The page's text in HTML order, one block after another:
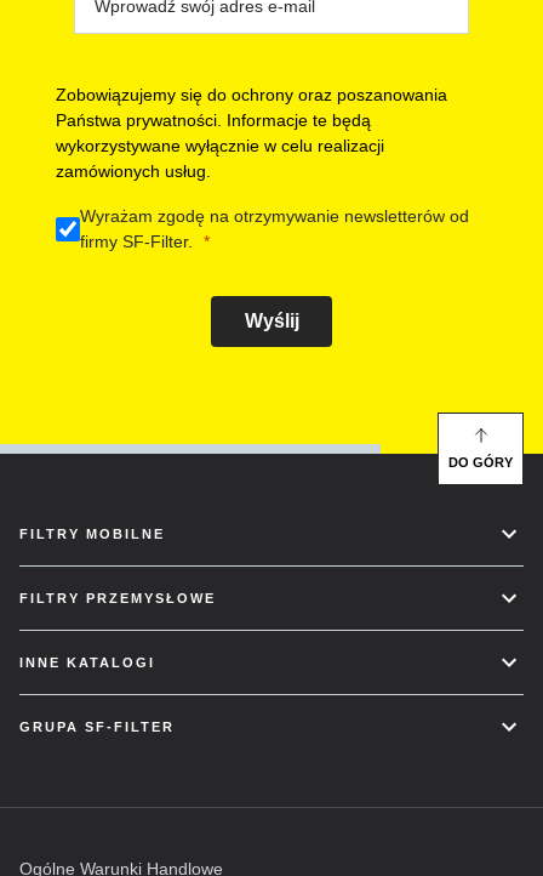
Zobowiązujemy się do ochrony oraz poszanowania
Państwa prywatności. Informacje te będą
wykorzystywane wyłącznie w celu realizacji
zamówionych usług.
Wyrażam zgodę na otrzymywanie newsletterów od
firmy SF-Filter.
Wyślij
FILTRY MOBILNE
FILTRY PRZEMYSŁOWE
INNE KATALOGI
GRUPA SF-FILTER
Ogólne Warunki Handlowe
DO GÓRY